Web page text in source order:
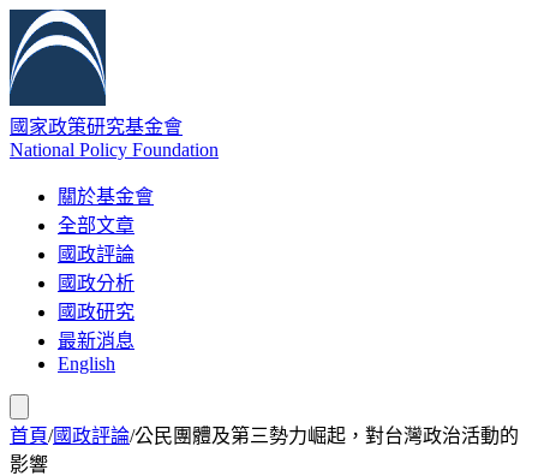
國家政策研究基金會
National Policy Foundation
關於基金會
全部文章
國政評論
國政分析
國政研究
最新消息
English
首頁/國政評論/公民團體及第三勢力崛起，對台灣政治活動的
影響